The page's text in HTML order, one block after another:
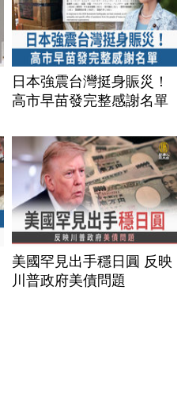
日本強震台灣挺身賑災！
高市早苗發完整感謝名單
美國罕見出手穩日圓 反映
川普政府美債問題